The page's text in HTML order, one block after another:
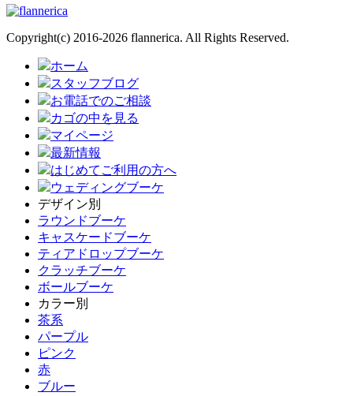
Copyright(c) 2016-2026 flannerica. All Rights Reserved.
ホーム
スタッフブログ
お電話でのご相談
カゴの中を見る
マイページ
最新情報
はじめてご利用の方へ
ウェディングブーケ
デザイン別
ラウンドブーケ
キャスケードブーケ
ティアドロップブーケ
クラッチブーケ
ボールブーケ
カラー別
茶系
パープル
ピンク
赤
ブルー